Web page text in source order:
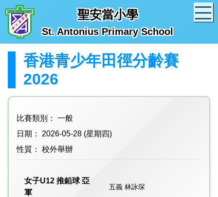
聖安當小學
St. Antonius Primary School
香港青少年田徑分齡賽
2026
比賽類別： 一般
日期： 2026-05-28 (星期四)
性質： 校外舉辦
女子U12 推鉛球 亞
軍
五義 林詠琛